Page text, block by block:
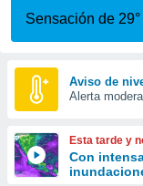
calidad.
a este
las
y
forma
digital
basada
Sensación de 29°
Aviso de
Alerta
Esta tarde y
Con